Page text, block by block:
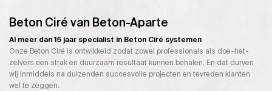
Beton Ciré van Beton-Aparte
Al meer dan 15 jaar specialist in Beton Ciré systemen
Onze Beton Ciré is ontwikkeld zodat zowel professionals als doe-het-
zelvers een strak en duurzaam resultaat kunnen behalen. En dat durven
wij inmiddels na duizenden succesvolle projecten en tevreden klanten
wel te zeggen.